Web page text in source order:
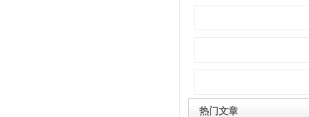
热门文章